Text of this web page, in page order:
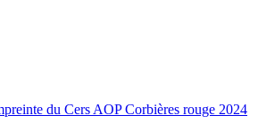
du Cers AOP Corbières rouge 2024